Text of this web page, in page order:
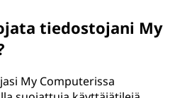
tiedostojani My
My Computerissa